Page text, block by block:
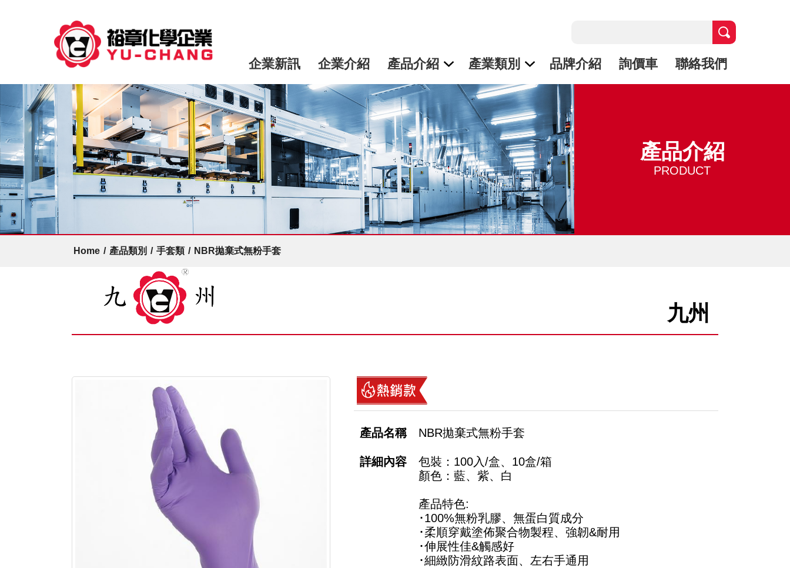
企業新訊 企業介紹 產品介紹 產業類別 品牌介紹 詢價車 聯絡我們
產品介紹
PRODUCT
Home / 產品類別 / 手套類 / NBR拋棄式無粉手套
九州
NBR拋棄式無粉手套
包裝：100入/盒、10盒/箱
顏色：藍、紫、白
產品特色:
･100%無粉乳膠、無蛋白質成分
･柔順穿戴塗佈聚合物製程、強韌&耐用
･伸展性佳&觸感好
･細緻防滑紋路表面、左右手通用